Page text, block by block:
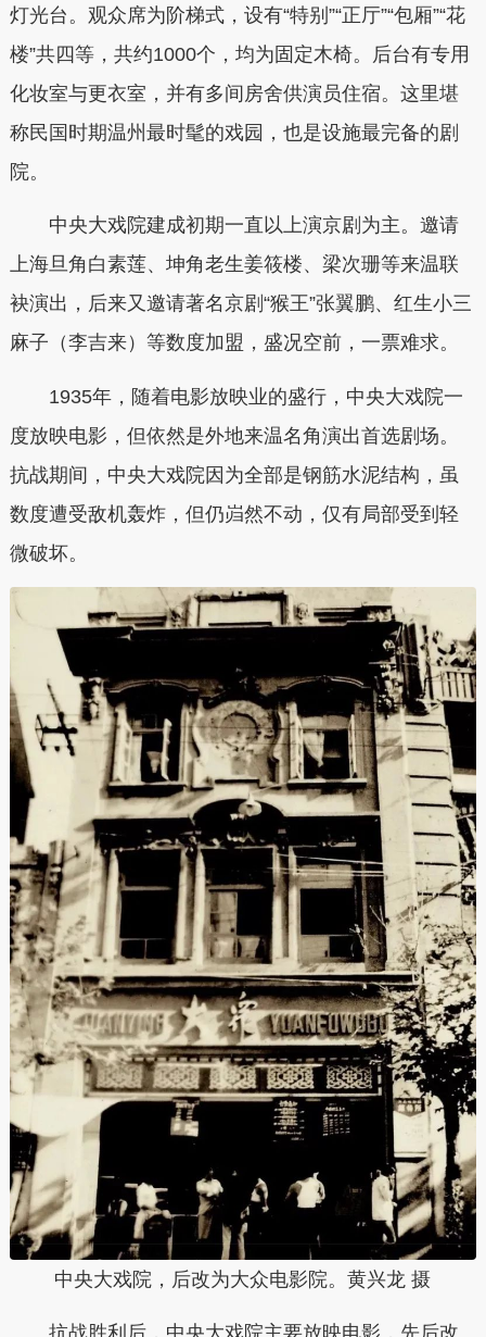
灯光台。观众席为阶梯式，设有“特别”“正厅”“包厢”“花
楼”共四等，共约1000个，均为固定木椅。后台有专用
化妆室与更衣室，并有多间房舍供演员住宿。这里堪
称民国时期温州最时髦的戏园，也是设施最完备的剧
院。
中央大戏院建成初期一直以上演京剧为主。邀请
上海旦角白素莲、坤角老生姜筱楼、梁次珊等来温联
袂演出，后来又邀请著名京剧“猴王”张翼鹏、红生小三
麻子（李吉来）等数度加盟，盛况空前，一票难求。
1935年，随着电影放映业的盛行，中央大戏院一
度放映电影，但依然是外地来温名角演出首选剧场。
抗战期间，中央大戏院因为全部是钢筋水泥结构，虽
数度遭受敌机轰炸，但仍岿然不动，仅有局部受到轻
微破坏。
中央大戏院，后改为大众电影院。黄兴龙 摄